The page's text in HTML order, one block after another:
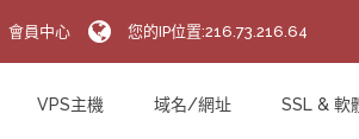
您的IP位置:216.73.216.64
會員中心
VPS主機 域名/網址 SSL & 軟